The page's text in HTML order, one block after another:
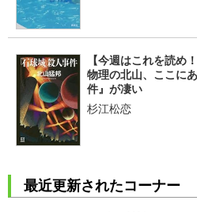
【今週はこれを読め
物理の北山、ここに
件』が凄い
杉江松恋
最近更新されたコーナー